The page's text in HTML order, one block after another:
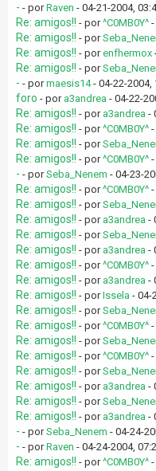
- - porRaven - 04-21-2004,
Re: amigos!! - por^C0MB0Y^
Re: amigos!! - por
Re: amigos!! - porenfhermox
Re: amigos!! - por
- - pormaesis14- 04-22-2004,
foro - por a3andrea - 04-22-
Re: amigos!! - por a3andrea -
Re: amigos!! - por^C0MB0Y^
Re: amigos!! - por
Re: amigos!! - por^C0MB0Y^
- - porSeba_Nenem - 04-23-
Re: amigos!! - por^C0MB0Y^
Re: amigos!! - por
Re: amigos!! - por a3andrea -
Re: amigos!! - por
Re: amigos!! - por a3andrea -
Re: amigos!! - por^C0MB0Y^
Re: amigos!! - por a3andrea -
Re: amigos!! - porIssela - 04-
Re: amigos!! - por
Re: amigos!! - por^C0MB0Y^
Re: amigos!! - por
Re: amigos!! - por^C0MB0Y^
Re: amigos!! - por
Re: amigos!! - por a3andrea -
Re: amigos!! - por
Re: amigos!! - por a3andrea -
- - porSeba_Nenem - 04-24-
- - porRaven - 04-24-2004,
Re: amigos!! - por^C0MB0Y^